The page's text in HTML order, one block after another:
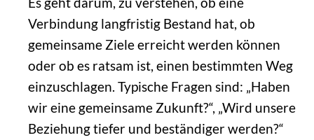
Verbindung langfristig Bestand hat, ob
gemeinsame Ziele erreicht werden können
oder ob es ratsam ist, einen bestimmten Weg
einzuschlagen. Typische Fragen sind: „Haben
wir eine gemeinsame Zukunft?“, „Wird unsere
Beziehung tiefer und beständiger werden?“